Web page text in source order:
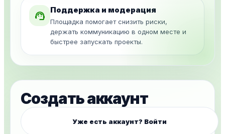
support_agent Поддержка и модерация
Площадка помогает снизить риски,
держать коммуникацию в одном месте и
быстрее запускать проекты.
Создать аккаунт
Уже есть аккаунт? Войти